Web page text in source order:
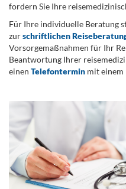
fordern Sie Ihre
Für Ihre individuelle Beratung
zurschriftlichen
Vorsorgemaßnahmen für Ihr
Beantwortung Ihrer
einen Telefontermin mit einem